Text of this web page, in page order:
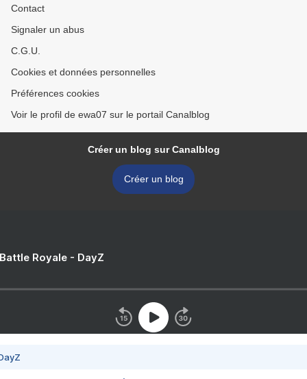
Contact
Signaler un abus
C.G.U.
Cookies et données personnelles
Préférences cookies
Voir le profil de ewa07 sur le portail Canalblog
Créer un blog sur Canalblog
Créer un blog
Royale - DayZ